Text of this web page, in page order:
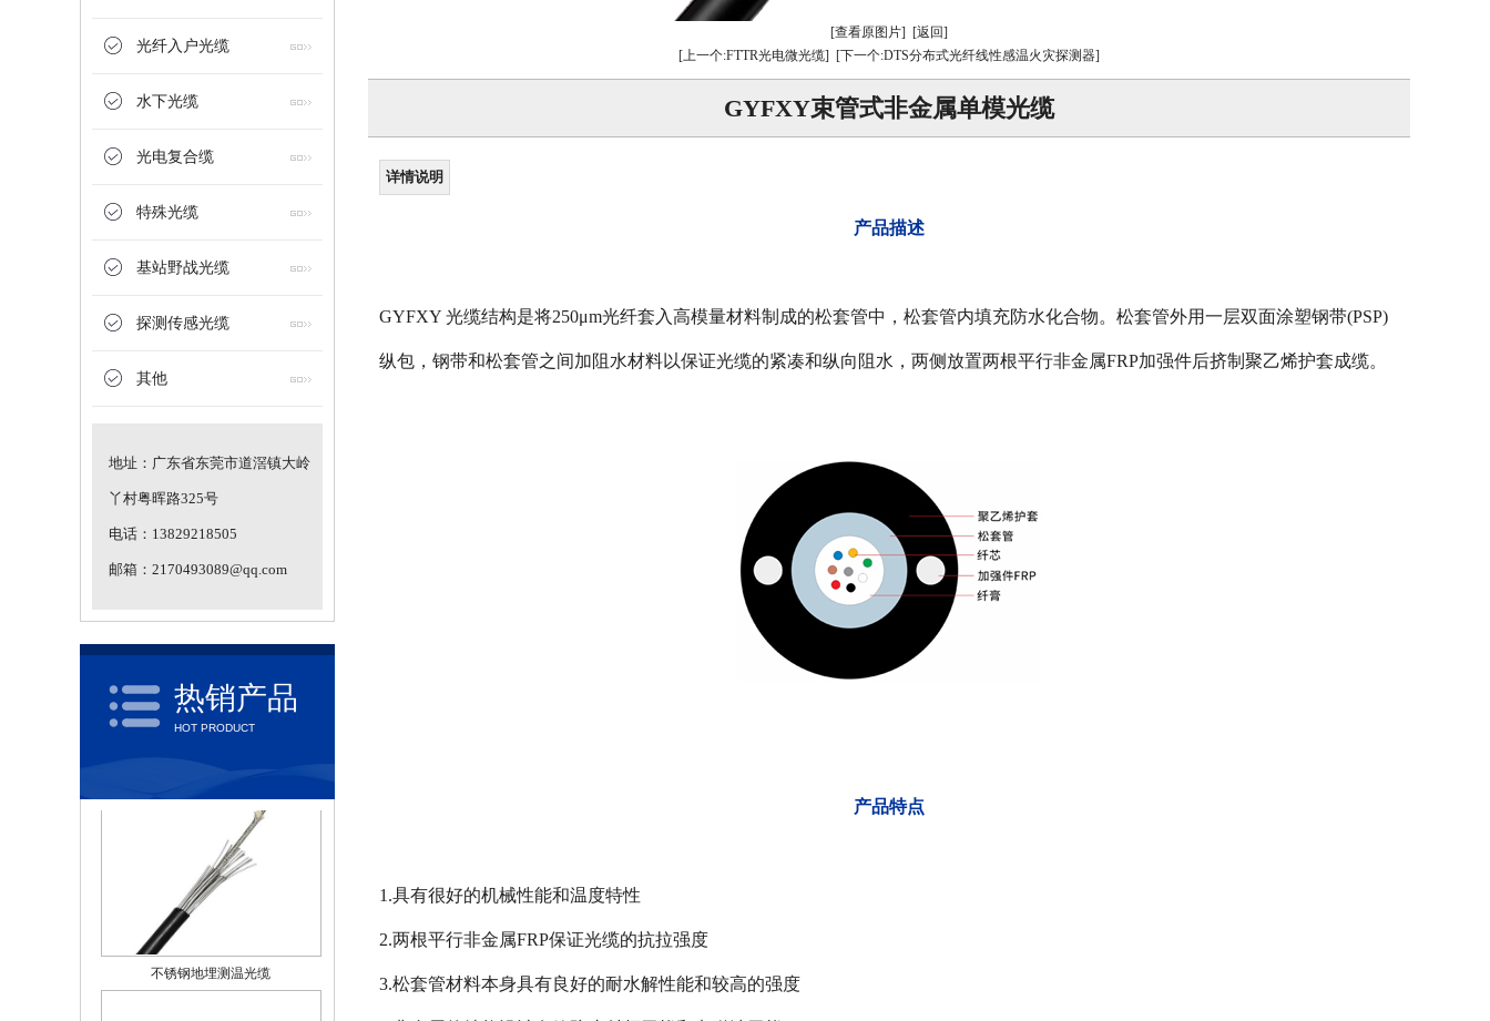
光纤入户光缆
水下光缆
光电复合缆
特殊光缆
基站野战光缆
探测传感光缆
其他
地址：广东省东莞市道滘镇大岭
丫村粤晖路325号
电话：13829218505
邮箱：2170493089@qq.com
热销产品
HOT PRODUCT
不锈钢地埋测温光缆
[查看原图片] [返回]
[上一个:FTTR光电微光缆] [下一个:DTS分布式光纤线性感温火灾探测器]
GYFXY束管式非金属单模光缆
详情说明
​​产品描述
GYFXY 光缆结构是将250μm光纤套入高模量材料制成的松套管中，松套管内填充防水化合物。松套管外用一层双面涂塑钢带(PSP)
纵包，钢带和松套管之间加阻水材料以保证光缆的紧凑和纵向阻水，两侧放置两根平行非金属FRP加强件后挤制聚乙烯护套成缆。
​​产品特点
1.具有很好的机械性能和温度特性
2.两根平行非金属FRP保证光缆的抗拉强度
3.松套管材料本身具有良好的耐水解性能和较高的强度